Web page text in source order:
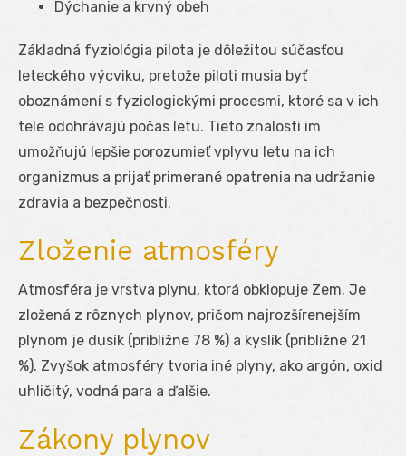
Dýchanie a krvný obeh
Základná fyziológia pilota je dôležitou súčasťou
leteckého výcviku, pretože piloti musia byť
oboznámení s fyziologickými procesmi, ktoré sa v ich
tele odohrávajú počas letu. Tieto znalosti im
umožňujú lepšie porozumieť vplyvu letu na ich
organizmus a prijať primerané opatrenia na udržanie
zdravia a bezpečnosti.
Zloženie atmosféry
Atmosféra je vrstva plynu, ktorá obklopuje Zem. Je
zložená z rôznych plynov, pričom najrozšírenejším
plynom je dusík (približne 78 %) a kyslík (približne 21
%). Zvyšok atmosféry tvoria iné plyny, ako argón, oxid
uhličitý, vodná para a ďalšie.
Zákony plynov